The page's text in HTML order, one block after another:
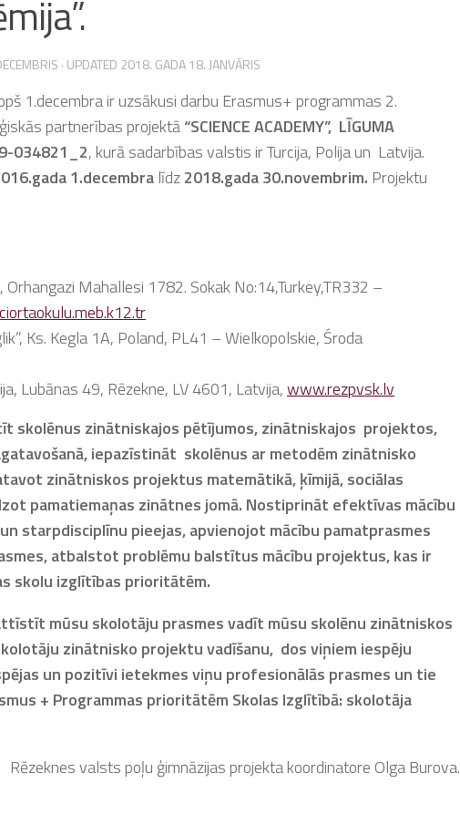
· UPDATED 2018. GADA 18. JANVĀRIS
1.decembra ir uzsākusi darbu Erasmus+ programmas 2.
partnerības projektā“SCIENCE ACADEMY”, LĪGUMA
034821_2, kurā sadarbības valstis ir Turcija, Polija un Latvija.
1.decembra līdz2018.gada 30.novembrim. Projektu
Orhangazi Mahallesi 1782. Sokak No:14,Turkey,TR332 –
Ks. Kegla 1A, Poland, PL41 – Wielkopolskie, Środa
Lubānas 49, Rēzekne, LV 4601, Latvija,www.rezpvsk.lv
skolēnus zinātniskajos pētījumos, zinātniskajos projektos,
iepazīstināt skolēnus ar metodēm zinātnisko
zinātniskos projektus matemātikā, ķīmijā, sociālas
pamatiemaņas zinātnes jomā. Nostiprināt efektīvas mācību
starpdisciplīnu pieejas, apvienojot mācību pamatprasmes
atbalstot problēmu balstītus mācību projektus, kas ir
skolu izglītības prioritātēm.
mūsu skolotāju prasmes vadīt mūsu skolēnu zinātniskos
zinātnisko projektu vadīšanu, dos viņiem iespēju
un pozitīvi ietekmes viņu profesionālās prasmes un tie
+ Programmas prioritātēm Skolas Izglītībā: skolotāja
Rēzeknes valsts poļu ģimnāzijas projekta koordinatore Olga Burova.